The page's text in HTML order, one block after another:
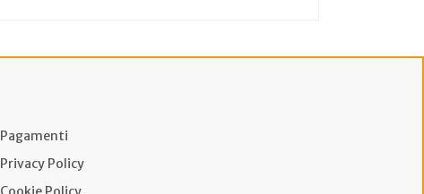
Pagamenti
Privacy Policy